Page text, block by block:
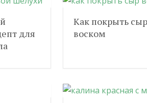
для
Как покрыть сыр
воском